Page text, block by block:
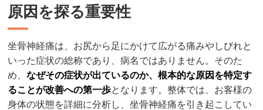
原因を探る重要性
坐骨神経痛は、お尻から足にかけて広がる痛みやしびれと
いった症状の総称であり、病名ではありません。そのた
め、なぜその症状が出ているのか、根本的な原因を特定す
ることが改善への第一歩となります。整体では、お客様の
身体の状態を詳細に分析し、坐骨神経痛を引き起こしてい